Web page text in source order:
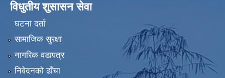
विधुतीय शुसासन सेवा
घटना दर्ता
सामाजिक सुरक्षा
नागरिक वडापत्र
निवेदनको ढाँचा